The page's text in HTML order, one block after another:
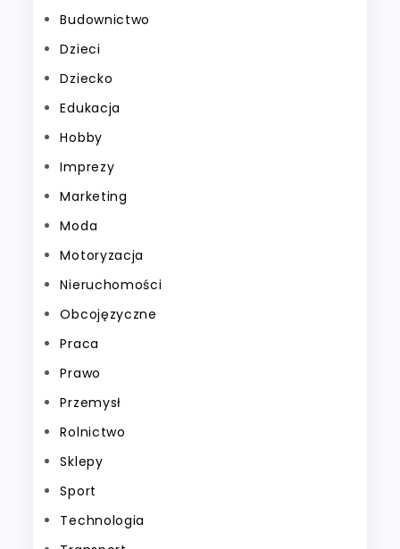
Budownictwo
Dzieci
Dziecko
Edukacja
Hobby
Imprezy
Marketing
Moda
Motoryzacja
Nieruchomości
Obcojęzyczne
Praca
Prawo
Przemysł
Rolnictwo
Sklepy
Sport
Technologia